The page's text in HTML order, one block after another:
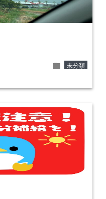
folder 未分類